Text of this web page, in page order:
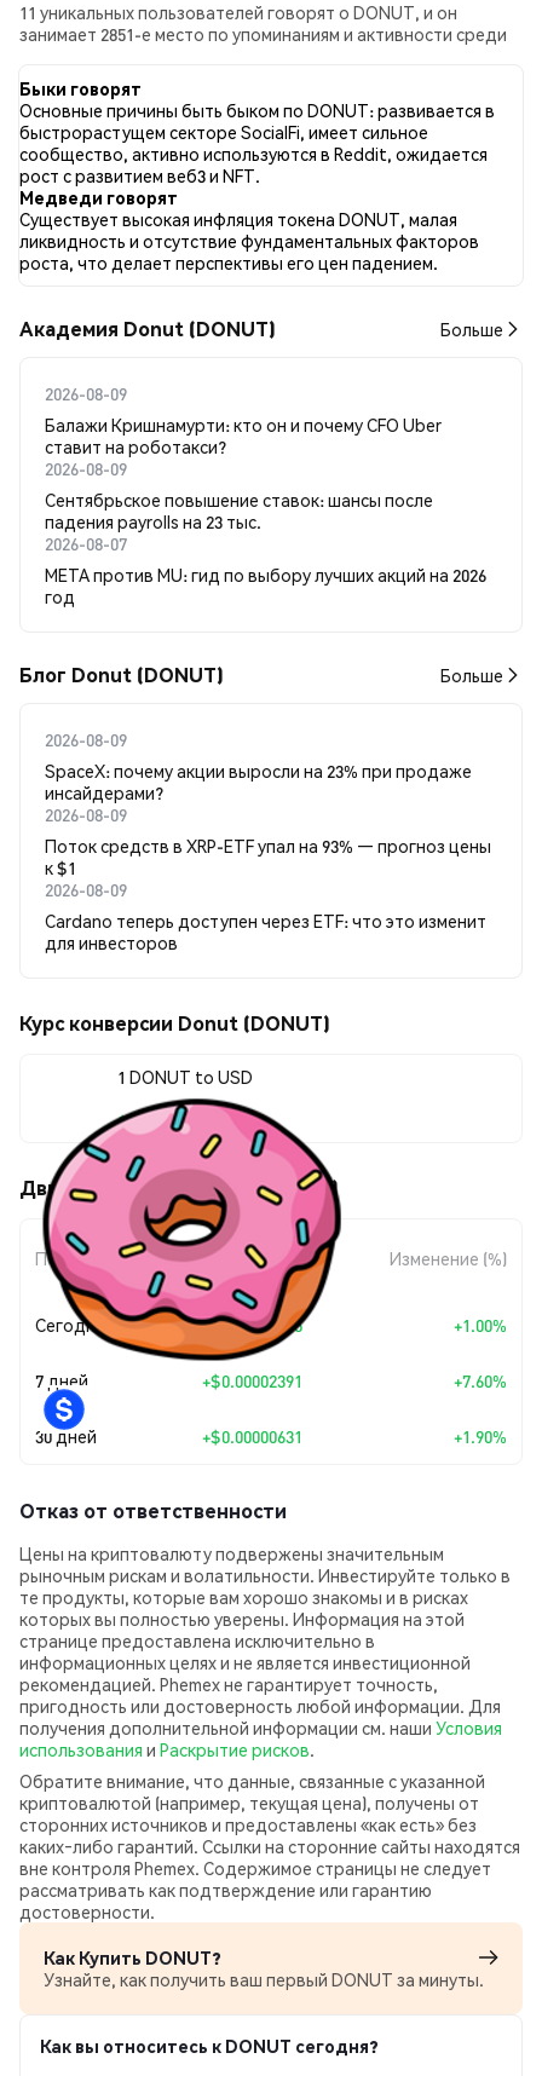
11 уникальных пользователей говорят о DONUT, и он
занимает 2851-е место по упоминаниям и активности среди
отношении DONUT во всех социальных сетях было Бычий.
Всего было опубликовано 0 новостных статей о DONUT. В
Twitter 41.67% твитов имели бычий настрой по сравнению с
16.67% твитов с медвежьим настроем по DONUT. 41.67%
твитов были нейтральными по отношению к DONUT. Эти
данные основаны на 12 твитах.
Быки говорят
Основные причины быть быком по DONUT: развивается в
быстрорастущем секторе SocialFi, имеет сильное
сообщество, активно используются в Reddit, ожидается
рост с развитием веб3 и NFT.
Медведи говорят
Существует высокая инфляция токена DONUT, малая
ликвидность и отсутствие фундаментальных факторов
роста, что делает перспективы его цен падением.
Академия Donut (DONUT) Больше
2026-08-09
Балажи Кришнамурти: кто он и почему CFO Uber
ставит на роботакси?
2026-08-09
Сентябрьское повышение ставок: шансы после
падения payrolls на 23 тыс.
2026-08-07
META против MU: гид по выбору лучших акций на 2026
год
Блог Donut (DONUT) Больше
2026-08-09
SpaceX: почему акции выросли на 23% при продаже
инсайдерами?
2026-08-09
Поток средств в XRP-ETF упал на 93% — прогноз цены
к $1
2026-08-09
Cardano теперь доступен через ETF: что это изменит
для инвесторов
Курс конверсии Donut (DONUT)
1 DONUT to USD
$0.00033849
Движения цены Donut (DONUT)
Период
Изменение
суммы
Изменение (%)
Сегодня +$0.00000335 +1.00%
7 дней +$0.00002391 +7.60%
30 дней +$0.00000631 +1.90%
Отказ от ответственности
Цены на криптовалюту подвержены значительным
рыночным рискам и волатильности. Инвестируйте только в
те продукты, которые вам хорошо знакомы и в рисках
которых вы полностью уверены. Информация на этой
странице предоставлена исключительно в
информационных целях и не является инвестиционной
рекомендацией. Phemex не гарантирует точность,
пригодность или достоверность любой информации. Для
получения дополнительной информации см. наши Условия
использования и Раскрытие рисков.
Обратите внимание, что данные, связанные с указанной
криптовалютой (например, текущая цена), получены от
сторонних источников и предоставлены «как есть» без
каких‑либо гарантий. Ссылки на сторонние сайты находятся
вне контроля Phemex. Содержимое страницы не следует
рассматривать как подтверждение или гарантию
достоверности.
Как Купить DONUT?
Узнайте, как получить ваш первый DONUT за минуты.
Как вы относитесь к DONUT сегодня?